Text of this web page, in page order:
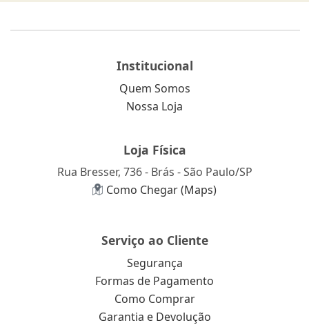
Institucional
Quem Somos
Nossa Loja
Loja Física
Rua Bresser, 736 - Brás - São Paulo/SP
Como Chegar (Maps)
Serviço ao Cliente
Segurança
Formas de Pagamento
Como Comprar
Garantia e Devolução